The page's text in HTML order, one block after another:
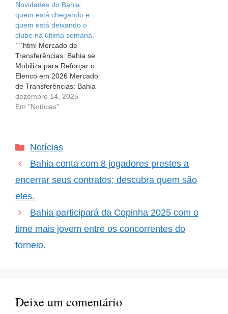
lembrarmos das
incertezas que cercam as
transferências. Um
exemplo disso é o
atacante Juninho, que foi
especulado como…
Novidades do Bahia:
quem está chegando e
quem está deixando o
clube na última semana.
```html Mercado de
Transferências: Bahia se
Mobiliza para Reforçar o
Elenco em 2026 Mercado
de Transferências: Bahia
se Mobiliza para Reforçar
o Elenco em 2026 No
relação às mudanças nas
durante o mercado de
transferências. A primeira
dezembro 14, 2025
Em "Notícias"
Categorias
Notícias
Bahia conta com 8 jogadores prestes a
encerrar seus contratos; descubra quem são
eles.
Bahia participará da Copinha 2025 com o
time mais jovem entre os concorrentes do
torneio.
Deixe um comentário